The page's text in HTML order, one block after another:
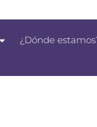
¿Dónde